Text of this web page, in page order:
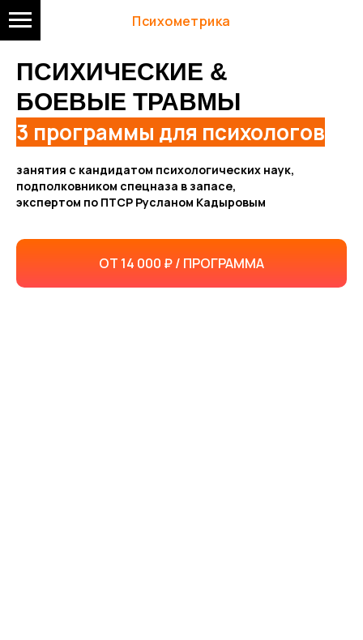
Психометрика
ПСИХИЧЕСКИЕ &
БОЕВЫЕ ТРАВМЫ
3 программы для психологов
занятия с кандидатом психологических наук,
подполковником спецназа в запасе,
экспертом по ПТСР Русланом Кадыровым
ОТ 14 000 ₽ / ПРОГРАММА